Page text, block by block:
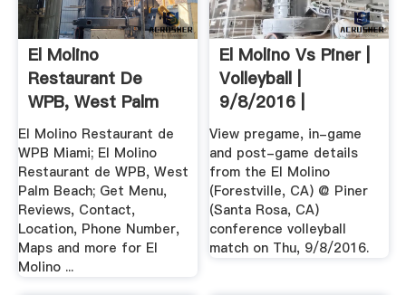
El Molino
Restaurant De
WPB, West Palm
Beach, .
El Molino Restaurant de
WPB Miami; El Molino
Restaurant de WPB, West
Palm Beach; Get Menu,
Reviews, Contact,
Location, Phone Number,
Maps and more for El
Molino ...
El Molino Vs Piner |
Volleyball |
9/8/2016 |
MaxPreps
View pregame, in-game
and post-game details
from the El Molino
(Forestville, CA) @ Piner
(Santa Rosa, CA)
conference volleyball
match on Thu, 9/8/2016.